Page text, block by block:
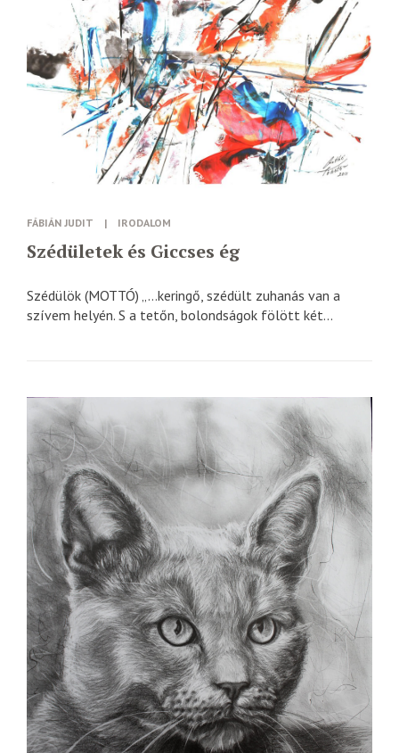
FÁBIÁN JUDIT | IRODALOM
Szédületek és Giccses ég
Szédülök (MOTTÓ) „…keringő, szédült zuhanás van a
szívem helyén. S a tetőn, bolondságok fölött két...